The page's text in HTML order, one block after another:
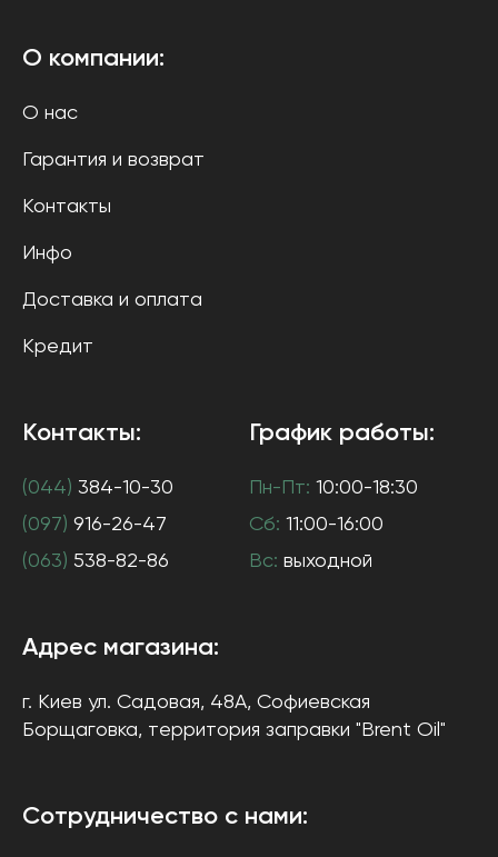
О компании:
О нас
Гарантия и возврат
Контакты
Инфо
Доставка и оплата
Кредит
Контакты:
(044) 384-10-30
(097) 916-26-47
(063) 538-82-86
График работы:
Пн-Пт: 10:00-18:30
Сб: 11:00-16:00
Вс: выходной
Адрес магазина:
г. Киев ул. Садовая, 48А, Софиевская
Борщаговка, территория заправки "Brent Oil"
Сотрудничество с нами: